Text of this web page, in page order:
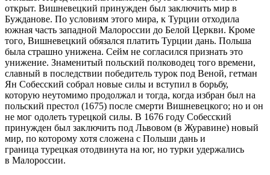
открыт. Вишневецкий принужден был заключить мир в
Бужданове. По условиям этого мира, к Турции отходила
южная часть западной Малороссии до Белой Церкви. Кроме
того, Вишневецкий обязался платить Турции дань. Польша
была страшно унижена. Сейм не согласился признать это
унижение. Знаменитый польский полководец того времени,
славный в последствии победитель турок под Веной, гетман
Ян Собесский собрал новые силы и вступил в борьбу,
которую неутомимо продолжал и тогда, когда избран был на
польский престол (1675) после смерти Вишневецкого; но и он
не мог одолеть турецкой силы. В 1676 году Собесский
принужден был заключить под Львовом (в Журавине) новый
мир, по которому хотя сложена с Польши дань и
граница турецкая отодвинута на юг, но турки удержались
в Малороссии.